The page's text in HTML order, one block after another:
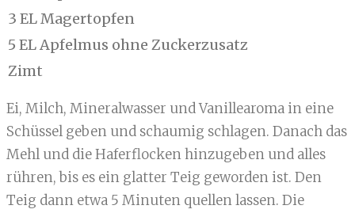
3 EL Magertopfen
5 EL Apfelmus ohne Zuckerzusatz
Zimt
Ei, Milch, Mineralwasser und Vanillearoma in eine
Schüssel geben und schaumig schlagen. Danach das
Mehl und die Haferflocken hinzugeben und alles
rühren, bis es ein glatter Teig geworden ist. Den
Teig dann etwa 5 Minuten quellen lassen. Die